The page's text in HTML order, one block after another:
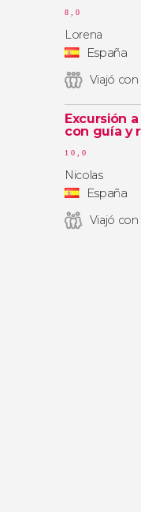
8,0
Lorena
España
Viajó
Excursión
con guía y
10,0
Nicolas
España
Viajó